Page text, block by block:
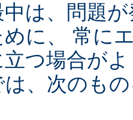
は、問題
に、 常に
つ場合が
、次のも